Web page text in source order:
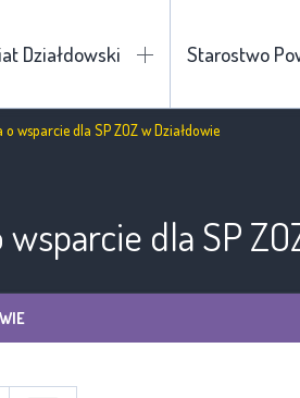
Działdowski Starostwo
o wsparcie dla SP ZOZ w Działdowie
wsparcie dla SP